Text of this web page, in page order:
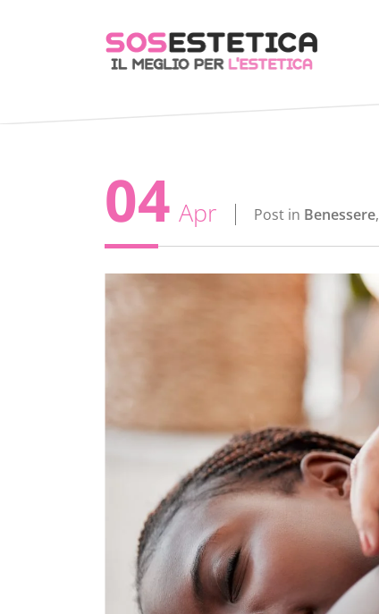
04 Apr Post in Benessere,